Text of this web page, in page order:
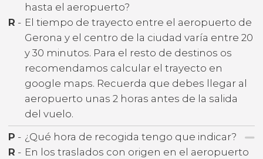
hasta el aeropuerto?
R - El tiempo de trayecto entre el aeropuerto de
Gerona y el centro de la ciudad varía entre 20
y 30 minutos. Para el resto de destinos os
recomendamos calcular el trayecto en
google maps. Recuerda que debes llegar al
aeropuerto unas 2 horas antes de la salida
del vuelo.
P - ¿Qué hora de recogida tengo que indicar?
R - En los traslados con origen en el aeropuerto